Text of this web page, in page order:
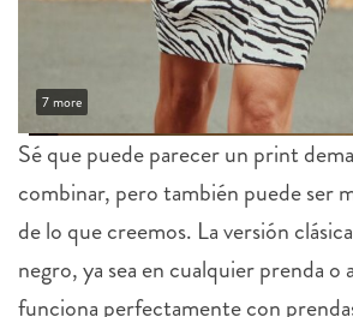
7 more
Sé que puede parecer un print
combinar, pero también puede ser
de lo que creemos. La versión
negro, ya sea en cualquier prenda o
funciona perfectamente con